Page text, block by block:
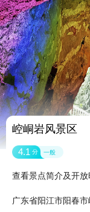
崆峒岩风景区
4.1 分 一般
查看景点简介及开放
广东省阳江市阳春
